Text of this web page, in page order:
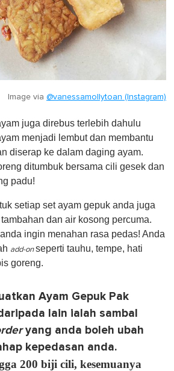
Image via @vanessamollytoan (Instagram)
juga direbus terlebih dahulu
menjadi lembut dan membantu
diserap ke dalam daging ayam.
ditumbuk bersama cili gesek dan
padu!
setiap set ayam gepuk anda juga
dan air kosong percuma.
ingin menahan rasa pedas! Anda
add-onseperti tauhu, tempe, hati
goreng.
Ayam Gepuk Pak
lain ialah sambal
yang anda boleh ubah
kepedasan anda.
200 biji cili, kesemuanya